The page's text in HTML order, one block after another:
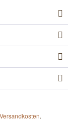
Versandkosten.